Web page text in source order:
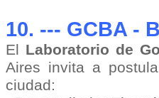
10. --- GCBA -
El Laboratorio de
Aires invita a
ciudad: